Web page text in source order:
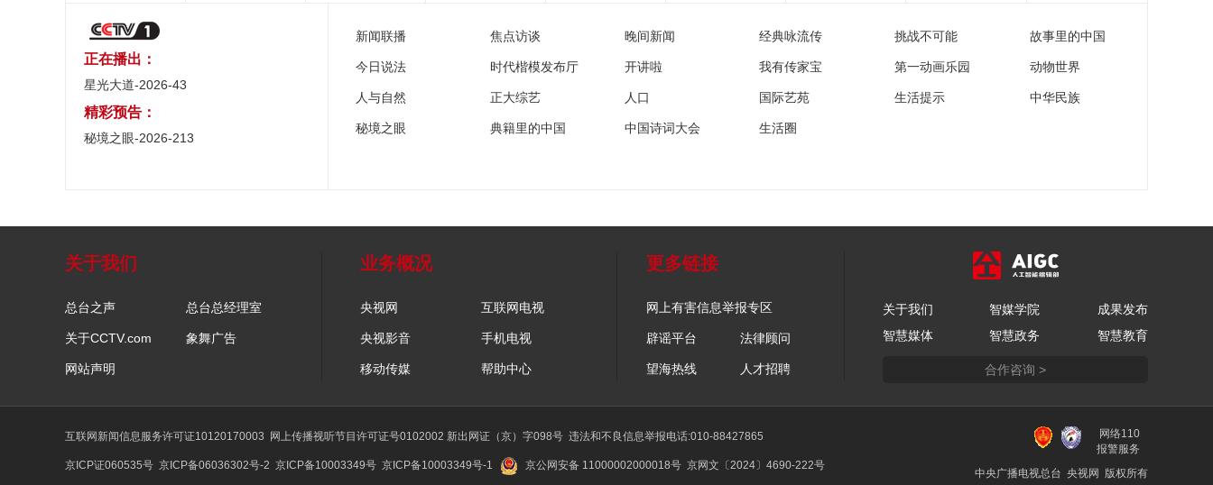
秀数贸会，记者探访
国产游戏有多火！
00:01:36
火石创造董事长金
记者脚步，探访2024
服贸会“一带一路”中医
00:05:13
对话同仁堂集团副总
医学国际化新路径
中国再保持续推进巨
灾害治理体系能力建
设
中国服务贸易协会副
宇：助力“一带一路”沿
正在播出：
星光大道-2026-43
精彩预告：
秘境之眼-2026-213
新闻联播 焦点访谈 晚间新闻 经典咏流传 挑战不可能 故事里的中国
今日说法 时代楷模发布厅 开讲啦 我有传家宝 第一动画乐园 动物世界
人与自然 正大综艺 人口 国际艺苑 生活提示 中华民族
秘境之眼 典籍里的中国 中国诗词大会 生活圈
关于我们
总台之声 总台总经理室
关于CCTV.com 象舞广告
网站声明
业务概况
央视网 互联网电视
央视影音 手机电视
移动传媒 帮助中心
更多链接
网上有害信息举报专区
辟谣平台 法律顾问
望海热线 人才招聘
关于我们 智媒学院
成果发布
智慧媒体
智慧政务 智慧教育
合作咨询 >
互联网新闻信息服务许可证10120170003 网上传播视听节目许可证号0102002 新出网证（京）字098号 违法和不良信息举报电话:010-88427865
京ICP证060535号 京ICP备06036302号-2 京ICP备10003349号 京ICP备10003349号-1 京公网安备 11000002000018号 京网文〔2024〕4690-222号
网络110
报警服务
中央广播电视总台 央视网 版权所有